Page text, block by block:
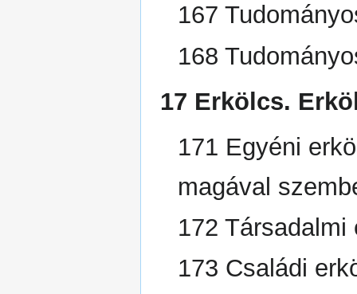
167
168
17 Erkölcs.
171 Egyéni
magával
172
173 Családi